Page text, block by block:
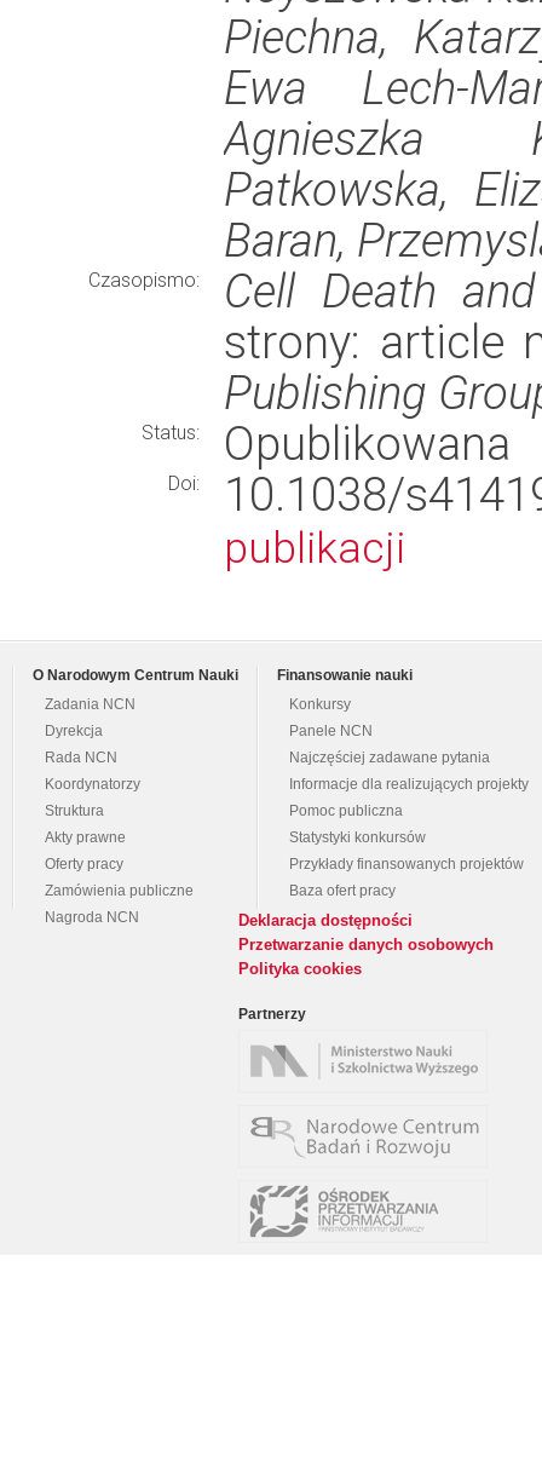
Piechna,
Ewa Lech-
Agnieszka
Patkowska,
Baran,
Czasopismo:
Cell Death
strony: article
Publishing
Status: Opublikowana
Doi: 10.1038/
publikacji
O Narodowym Centrum Nauki
Zadania NCN
Dyrekcja
Rada NCN
Koordynatorzy
Struktura
Akty prawne
Oferty pracy
Zamówienia publiczne
Nagroda NCN
Finansowanie nauki
Konkursy
Panele NCN
Najczęściej zadawane pytania
Informacje dla realizujących projekty
Pomoc publiczna
Statystyki konkursów
Przykłady finansowanych projektów
Baza ofert pracy
Deklaracja dostępności
Przetwarzanie danych osobowych
Polityka cookies
Partnerzy